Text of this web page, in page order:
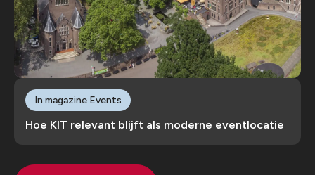
Hoe KIT relevant blijft als moderne eventlocatie
In magazine Events